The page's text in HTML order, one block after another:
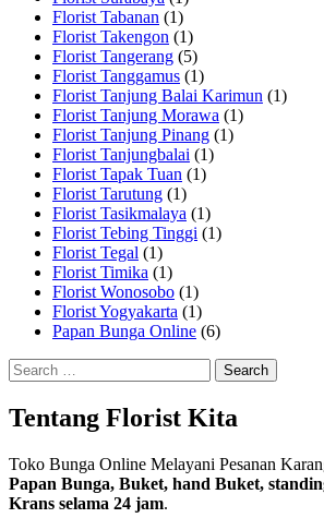
Florist Tabanan (1)
Florist Takengon (1)
Florist Tangerang (5)
Florist Tanggamus (1)
Florist Tanjung Balai Karimun (1)
Florist Tanjung Morawa (1)
Florist Tanjung Pinang (1)
Florist Tanjungbalai (1)
Florist Tapak Tuan (1)
Florist Tarutung (1)
Florist Tasikmalaya (1)
Florist Tebing Tinggi (1)
Florist Tegal (1)
Florist Timika (1)
Florist Wonosobo (1)
Florist Yogyakarta (1)
Papan Bunga Online (6)
Search
for:
Tentang Florist Kita
Toko Bunga Online Melayani Pesanan
Papan Bunga, Buket, hand Buket,
Krans selama 24 jam.